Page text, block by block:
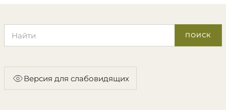
ПОИСК
Версия для слабовидящих